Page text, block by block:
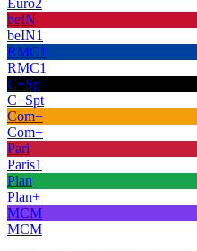
Euro2
beIN
beIN1
RMC1
RMC1
C+Sp
C+Spt
Com+
Com+
Pari
Paris1
Plan
Plan+
MCM
MCM